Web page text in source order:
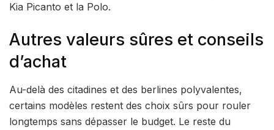
Kia Picanto et la Polo.
Autres valeurs sûres et conseils
d’achat
Au-delà des citadines et des berlines polyvalentes,
certains modèles restent des choix sûrs pour rouler
longtemps sans dépasser le budget. Le reste du